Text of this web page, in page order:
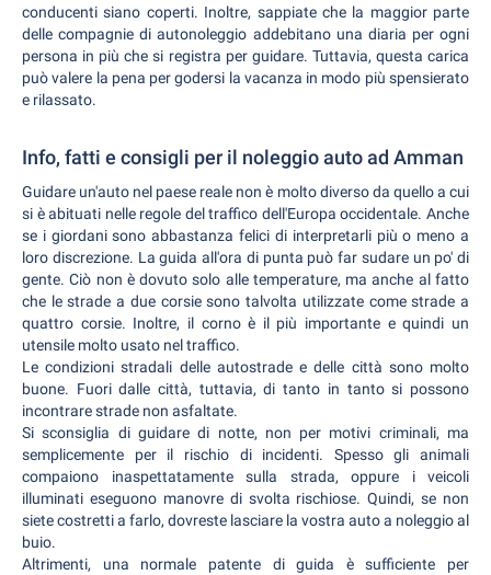
conducenti siano coperti. Inoltre, sappiate che la maggior parte
delle compagnie di autonoleggio addebitano una diaria per ogni
persona in più che si registra per guidare. Tuttavia, questa carica
può valere la pena per godersi la vacanza in modo più spensierato
e rilassato.
Info, fatti e consigli per il noleggio auto ad Amman
Guidare un'auto nel paese reale non è molto diverso da quello a cui
si è abituati nelle regole del traffico dell'Europa occidentale. Anche
se i giordani sono abbastanza felici di interpretarli più o meno a
loro discrezione. La guida all'ora di punta può far sudare un po' di
gente. Ciò non è dovuto solo alle temperature, ma anche al fatto
che le strade a due corsie sono talvolta utilizzate come strade a
quattro corsie. Inoltre, il corno è il più importante e quindi un
utensile molto usato nel traffico.
Le condizioni stradali delle autostrade e delle città sono molto
buone. Fuori dalle città, tuttavia, di tanto in tanto si possono
incontrare strade non asfaltate.
Si sconsiglia di guidare di notte, non per motivi criminali, ma
semplicemente per il rischio di incidenti. Spesso gli animali
compaiono inaspettatamente sulla strada, oppure i veicoli
illuminati eseguono manovre di svolta rischiose. Quindi, se non
siete costretti a farlo, dovreste lasciare la vostra auto a noleggio al
buio.
Altrimenti, una normale patente di guida è sufficiente per